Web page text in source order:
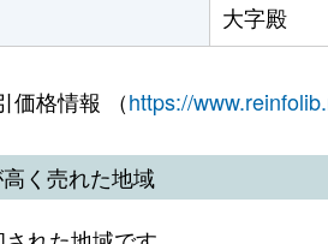
大字殿
価格情報 （https://
く売れた地域